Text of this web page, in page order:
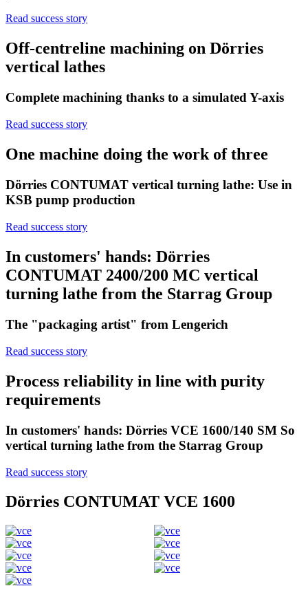
Read success story
Off-centreline machining on Dörries
vertical lathes
Complete machining thanks to a simulated Y-axis
Read success story
One machine doing the work of three
Dörries CONTUMAT vertical turning lathe: Use in
KSB pump production
Read success story
In customers' hands: Dörries
CONTUMAT 2400/200 MC vertical
turning lathe from the Starrag Group
The "packaging artist" from Lengerich
Read success story
Process reliability in line with purity
requirements
In customers' hands: Dörries VCE 1600/140 SM So
vertical turning lathe from the Starrag Group
Read success story
Dörries CONTUMAT VCE 1600